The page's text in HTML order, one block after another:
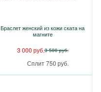
Браслет женский из кожи ската на
магните
3 000 руб.3 500 руб.
Сплит 750 руб.